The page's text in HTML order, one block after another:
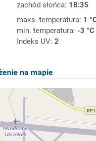
zachód słońca: 18:35
maks. temperatura: 1
min. temperatura: -3
Indeks UV: 2
na mapie